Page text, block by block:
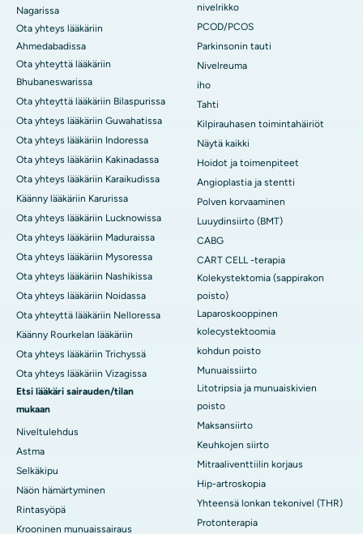
Nagarissa
Ota yhteys lääkäriin
Ahmedabadissa
Ota yhteyttä lääkäriin
Bhubaneswarissa
Ota yhteyttä lääkäriin Bilaspurissa
Ota yhteys lääkäriin Guwahatissa
Ota yhteys lääkäriin Indoressa
Ota yhteys lääkäriin Kakinadassa
Ota yhteys lääkäriin Karaikudissa
Käänny lääkäriin Karurissa
Ota yhteys lääkäriin Lucknowissa
Ota yhteys lääkäriin Maduraissa
Ota yhteys lääkäriin Mysoressa
Ota yhteys lääkäriin Nashikissa
Ota yhteys lääkäriin Noidassa
Ota yhteyttä lääkäriin Nelloressa
Käänny Rourkelan lääkäriin
Ota yhteys lääkäriin Trichyssä
Ota yhteys lääkäriin Vizagissa
Etsi lääkäri sairauden/tilan
mukaan
Niveltulehdus
Astma
Selkäkipu
Näön hämärtyminen
Rintasyöpä
Krooninen munuaissairaus
nivelrikko
PCOD/PCOS
Parkinsonin tauti
Nivelreuma
iho
Tahti
Kilpirauhasen toimintahäiriöt
Näytä kaikki
Hoidot ja toimenpiteet
Angioplastia ja stentti
Polven korvaaminen
Luuydinsiirto (BMT)
CABG
CART CELL -terapia
Kolekystektomia (sappirakon
poisto)
Laparoskooppinen
kolecystektoomia
kohdun poisto
Munuaissiirto
Litotripsia ja munuaiskivien
poisto
Maksansiirto
Keuhkojen siirto
Mitraaliventtiilin korjaus
Hip-artroskopia
Yhteensä lonkan tekonivel (THR)
Protonterapia